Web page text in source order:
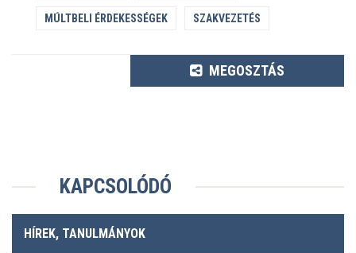
MÚLTBELI ÉRDEKESSÉGEK SZAKVEZETÉS
MEGOSZTÁS
KAPCSOLÓDÓ
HÍREK, TANULMÁNYOK